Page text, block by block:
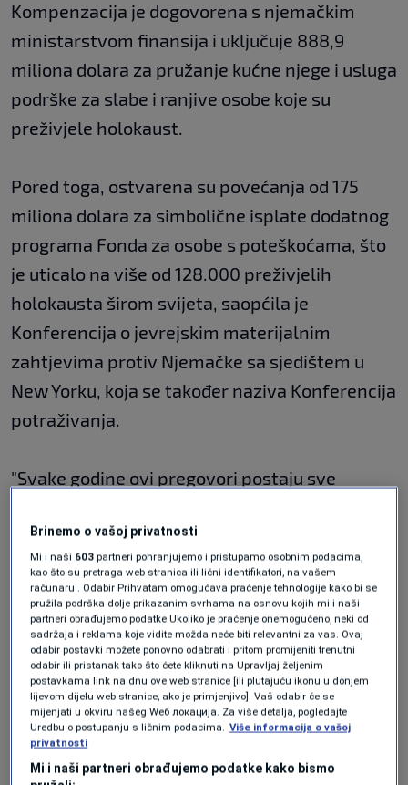
Kompenzacija je dogovorena s njemačkim
ministarstvom finansija i uključuje 888,9
miliona dolara za pružanje kućne njege i usluga
podrške za slabe i ranjive osobe koje su
preživjele holokaust.
Pored toga, ostvarena su povećanja od 175
miliona dolara za simbolične isplate dodatnog
programa Fonda za osobe s poteškoćama, što
je uticalo na više od 128.000 preživjelih
holokausta širom svijeta, saopćila je
Konferencija o jevrejskim materijalnim
zahtjevima protiv Njemačke sa sjedištem u
New Yorku, koja se također naziva Konferencija
potraživanja.
"Svake godine ovi pregovori postaju sve
preživjelih holokausta stari i njihove potrebe
rastu", rekao je Greg Schneider, izvršni
potpredsjednik konferencije.
"Mogućnost da se osiguraju direktna plaćanja
preživjelima uz proširenje usluga socijalne
zaštite ključna je za osiguravanje da se svaka
osoba koja je preživjela holokaust bude
zbrinuta onoliko dugo koliko je to potrebno,
Brinemo o vašoj privatnosti
Mi i naši 603 partneri pohranjujemo i pristupamo osobnim podacima,
kao što su pretraga web stranica ili lični identifikatori, na vašem
računaru . Odabir Prihvatam omogućava praćenje tehnologije kako bi se
pružila podrška dolje prikazanim svrhama na osnovu kojih mi i naši
partneri obrađujemo podatke Ukoliko je praćenje onemogućeno, neki od
sadržaja i reklama koje vidite možda neće biti relevantni za vas. Ovaj
odabir postavki možete ponovno odabrati i pritom promijeniti trenutni
odabir ili pristanak tako što ćete kliknuti na Upravljaj željenim
postavkama link na dnu ove web stranice [ili plutajuću ikonu u donjem
lijevom dijelu web stranice, ako je primjenjivo]. Vaš odabir će se
mijenjati u okviru našeg Wеб локација. Za više detalja, pogledajte
Uredbu o postupanju s ličnim podacima. Više informacija o vašoj
privatnosti
Mi i naši partneri obrađujemo podatke kako bismo